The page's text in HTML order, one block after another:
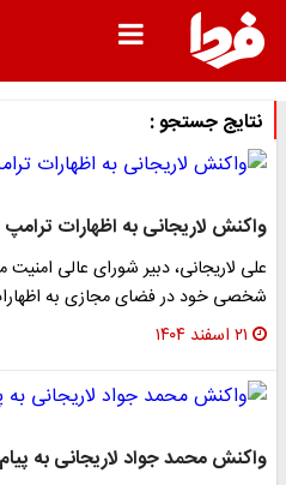
نتایج جستجو :
واکنش لاریجانی به اظهارات ترامپ
علی لاریجانی، دبیر شورای عالی امنیت
شخصی خود در فضای مجازی به
۲۱ اسفند ۱۴۰۴
واکنش محمد جواد لاریجانی به